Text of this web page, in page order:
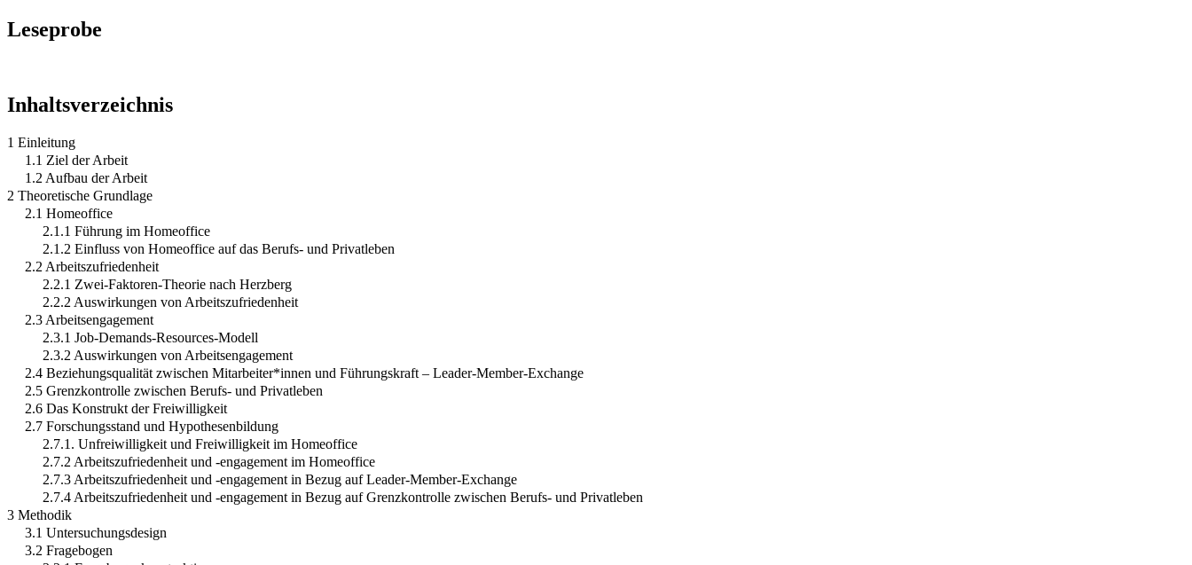
Leseprobe
Inhaltsverzeichnis
1 Einleitung
1.1 Ziel der Arbeit
1.2 Aufbau der Arbeit
2 Theoretische Grundlage
2.1 Homeoffice
2.1.1 Führung im Homeoffice
2.1.2 Einfluss von Homeoffice auf das Berufs- und Privatleben
2.2 Arbeitszufriedenheit
2.2.1 Zwei-Faktoren-Theorie nach Herzberg
2.2.2 Auswirkungen von Arbeitszufriedenheit
2.3 Arbeitsengagement
2.3.1 Job-Demands-Resources-Modell
2.3.2 Auswirkungen von Arbeitsengagement
2.4 Beziehungsqualität zwischen Mitarbeiter*innen und Führungskraft – Leader-Member-Exchange
2.5 Grenzkontrolle zwischen Berufs- und Privatleben
2.6 Das Konstrukt der Freiwilligkeit
2.7 Forschungsstand und Hypothesenbildung
2.7.1. Unfreiwilligkeit und Freiwilligkeit im Homeoffice
2.7.2 Arbeitszufriedenheit und -engagement im Homeoffice
2.7.3 Arbeitszufriedenheit und -engagement in Bezug auf Leader-Member-Exchange
2.7.4 Arbeitszufriedenheit und -engagement in Bezug auf Grenzkontrolle zwischen Berufs- und Privatleben
3 Methodik
3.1 Untersuchungsdesign
3.2 Fragebogen